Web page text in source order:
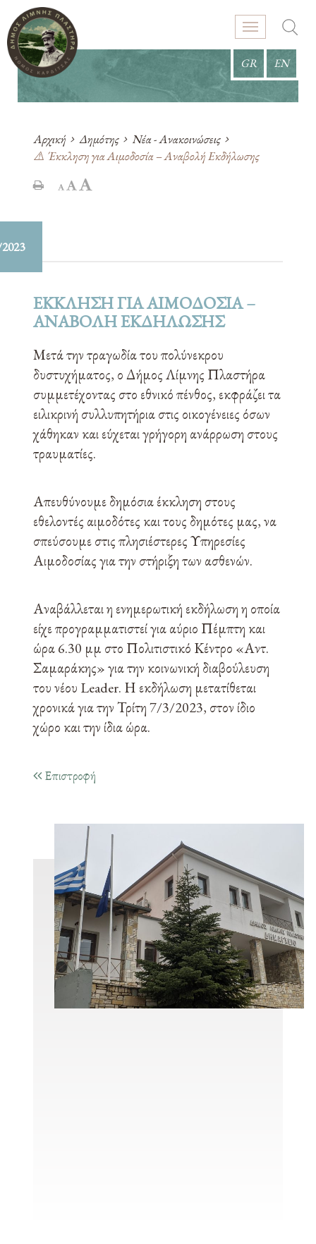
GR EN
Αρχική Δημότης
Νέα - Ανακοινώσεις
⚠️ Έκκληση για Αιμοδοσία – Αναβολή Εκδήλωσης
ΕΚΚΛΗΣΗ ΓΙΑ ΑΙΜΟΔΟΣΙΑ –
ΑΝΑΒΟΛΗ ΕΚΔΗΛΩΣΗΣ
Μετά την τραγωδία του πολύνεκρου
δυστυχήματος, ο Δήμος Λίμνης Πλαστήρα
συμμετέχοντας στο εθνικό πένθος, εκφράζει τα
ειλικρινή συλλυπητήρια στις οικογένειες όσων
χάθηκαν και εύχεται γρήγορη ανάρρωση στους
τραυματίες.
Απευθύνουμε δημόσια έκκληση στους
εθελοντές αιμοδότες και τους δημότες μας, να
σπεύσουμε στις πλησιέστερες Υπηρεσίες
Αιμοδοσίας για την στήριξη των ασθενών.
Αναβάλλεται η ενημερωτική εκδήλωση η οποία
είχε προγραμματιστεί για αύριο Πέμπτη και
ώρα 6.30 μμ στο Πολιτιστικό Κέντρο «Αντ.
Σαμαράκης» για την κοινωνική διαβούλευση
του νέου Leader. Η εκδήλωση μετατίθεται
χρονικά για την Τρίτη 7/3/2023, στον ίδιο
χώρο και την ίδια ώρα.
Επιστροφή